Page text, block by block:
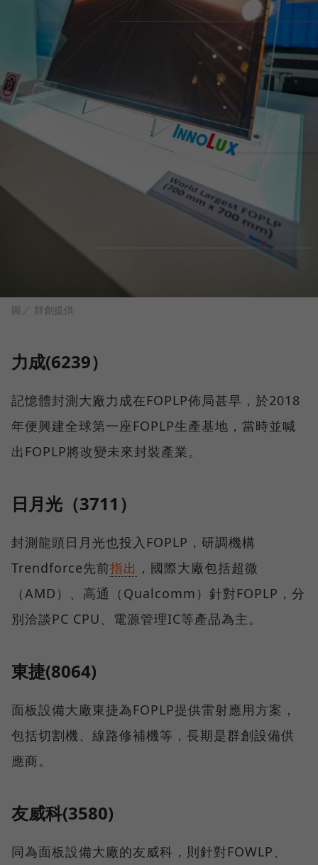
圖／ 群創提供
力成(6239）
記憶體封測大廠力成在FOPLP佈局甚早，於2018
年便興建全球第一座FOPLP生產基地，當時並喊
出FOPLP將改變未來封裝產業。
日月光（3711）
封測龍頭日月光也投入FOPLP，研調機構
Trendforce先前指出 ，國際大廠包括超微
（AMD）、高通（Qualcomm）針對FOPLP，分
別洽談PC CPU、電源管理IC等產品為主。
東捷(8064)
面板設備大廠東捷為FOPLP提供雷射應用方案，
包括切割機、線路修補機等，長期是群創設備供
應商。
友威科(3580)
同為面板設備大廠的友威科，則針對FOWLP、